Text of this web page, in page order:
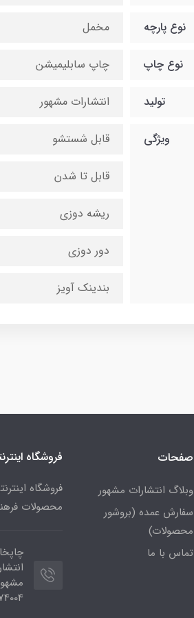
نوع پارچه مخمل
نوع چاپ چاپ سابلیمیشن
تولید انتشارات مشهور
ویژگی قابل شستشو
قابل تا شدن
ریشه دوزی
دور دوزی
بندینک آویز
صفحات
وبلاگ انتشارات مشهور
سفارش عمده (بروشور
محصولات)
تماس با ما
فروشگاه
فروشگاه
محصولات